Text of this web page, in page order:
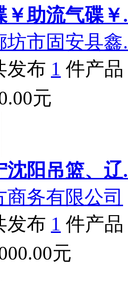
￥助流气碟￥
坊市固安县鑫
发布 1 件产品
元
沈阳吊篮、辽
务有限公司
发布 1 件产品
元